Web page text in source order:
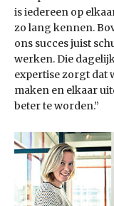
is iedereen op
zo lang kennen.
ons succes juist
werken. Die
expertise zorgt dat
maken en elkaar
beter te worden.”